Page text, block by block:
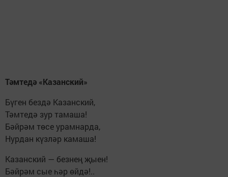
Тәмтедә «Казанский»
Бүген бездә Казанский,
Тәмтедә зур тамаша!
Бәйрәм төсе урамнарда,
Нурдан күзләр камаша!
Казанский — безнең җыен!
Бәйрәм сые һәр өйдә!..